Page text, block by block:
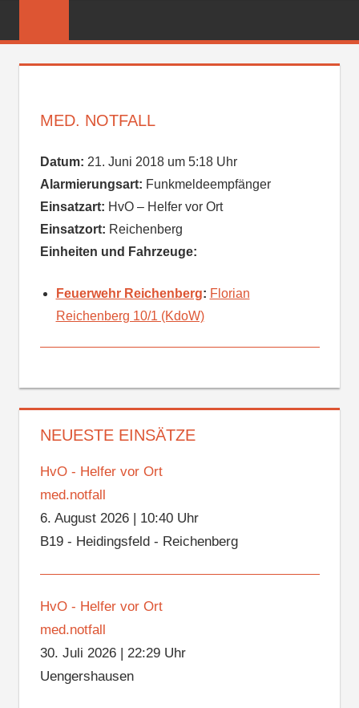
FEUERWEHR
MED. NOTFALL
Datum: 21. Juni 2018 um 5:18 Uhr
Alarmierungsart: Funkmeldeempfänger
Einsatzart: HvO – Helfer vor Ort
Einsatzort: Reichenberg
Einheiten und Fahrzeuge:
Feuerwehr Reichenberg: Florian
Reichenberg 10/1 (KdoW)
NEUESTE EINSÄTZE
HvO - Helfer vor Ort
med.notfall
6. August 2026| 10:40 Uhr
B19 - Heidingsfeld - Reichenberg
HvO - Helfer vor Ort
med.notfall
30. Juli 2026| 22:29 Uhr
Uengershausen